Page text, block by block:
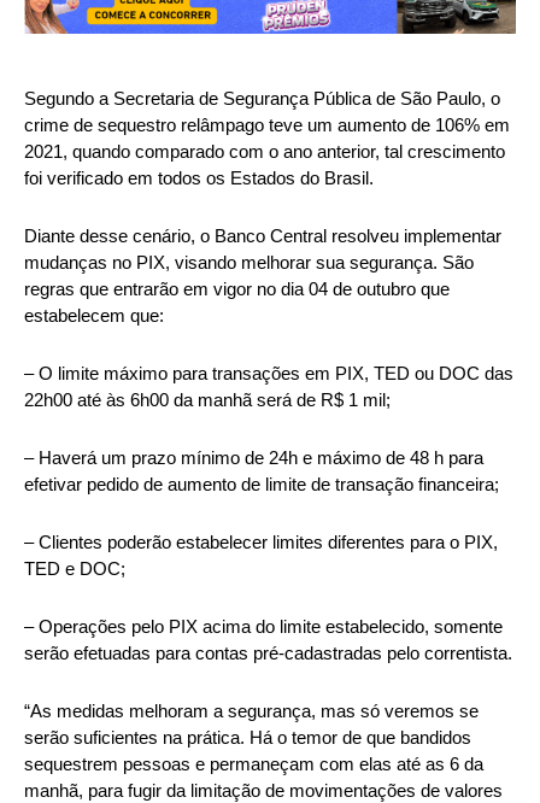
Segundo a Secretaria de Segurança Pública de São Paulo, o
crime de sequestro relâmpago teve um aumento de 106% em
2021, quando comparado com o ano anterior, tal crescimento
foi verificado em todos os Estados do Brasil.
Diante desse cenário, o Banco Central resolveu implementar
mudanças no PIX, visando melhorar sua segurança. São
regras que entrarão em vigor no dia 04 de outubro que
estabelecem que:
– O limite máximo para transações em PIX, TED ou DOC das
22h00 até às 6h00 da manhã será de R$ 1 mil;
– Haverá um prazo mínimo de 24h e máximo de 48 h para
efetivar pedido de aumento de limite de transação financeira;
– Clientes poderão estabelecer limites diferentes para o PIX,
TED e DOC;
– Operações pelo PIX acima do limite estabelecido, somente
serão efetuadas para contas pré-cadastradas pelo correntista.
“As medidas melhoram a segurança, mas só veremos se
serão suficientes na prática. Há o temor de que bandidos
sequestrem pessoas e permaneçam com elas até as 6 da
manhã, para fugir da limitação de movimentações de valores